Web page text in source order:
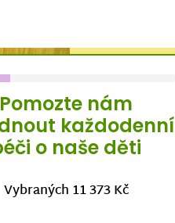
Pomozte nám
každodenní
o naše děti
Vybraných 11 373 Kč